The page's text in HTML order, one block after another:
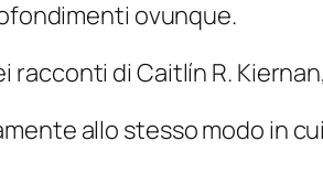
ovunque.
di Caitlín R.
allo stesso modo in